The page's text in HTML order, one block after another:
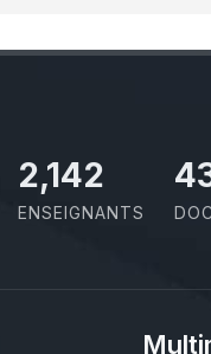
2,142
ENSEIGNANTS